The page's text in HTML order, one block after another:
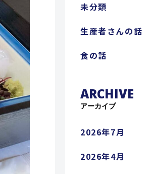
未分類
生産者さんの話
食の話
ARCHIVE
アーカイブ
2026年7月
2026年4月